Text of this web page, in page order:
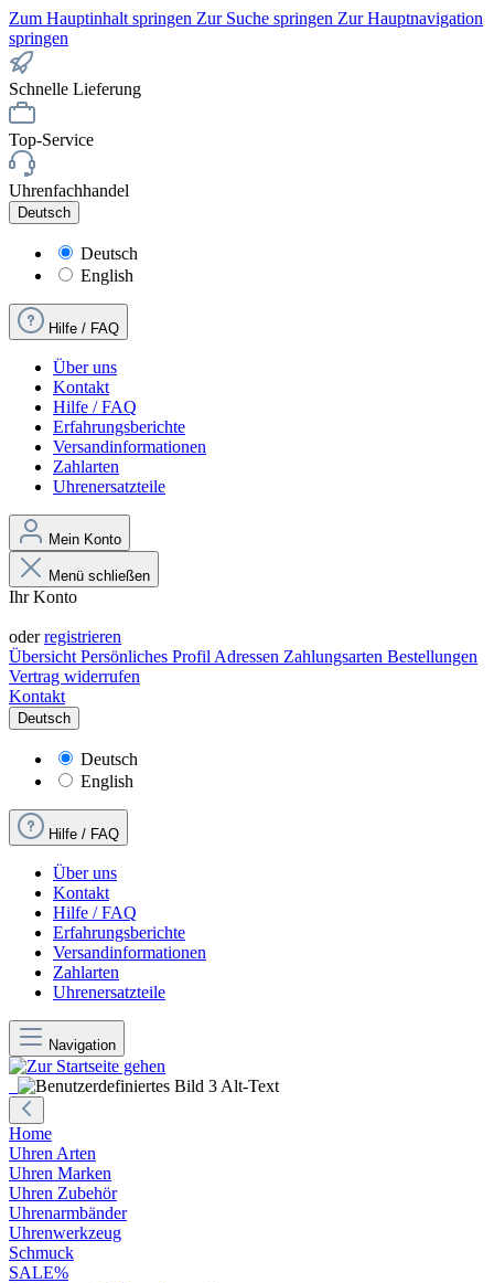
Zum Hauptinhalt springen Zur Suche springen Zur Hauptnavigation
springen
Schnelle Lieferung
Top-Service
Uhrenfachhandel
Deutsch
Deutsch
English
Hilfe / FAQ
Über uns
Kontakt
Hilfe / FAQ
Erfahrungsberichte
Versandinformationen
Zahlarten
Uhrenersatzteile
Mein Konto
Menü schließen
Ihr Konto
oderregistrieren
Übersicht Persönliches Profil Adressen Zahlungsarten Bestellungen
Vertrag widerrufen
Kontakt
Deutsch
Deutsch
English
Hilfe / FAQ
Über uns
Kontakt
Hilfe / FAQ
Erfahrungsberichte
Versandinformationen
Zahlarten
Uhrenersatzteile
Navigation
Home
Uhren Arten
Uhren Marken
Uhren Zubehör
Uhrenarmbänder
Uhrenwerkzeug
Schmuck
SALE%